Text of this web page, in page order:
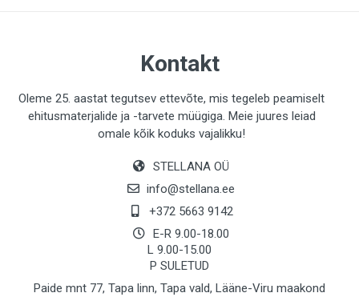
Kontakt
Oleme 25. aastat tegutsev ettevõte, mis tegeleb peamiselt
ehitusmaterjalide ja -tarvete müügiga. Meie juures leiad
omale kõik koduks vajalikku!
STELLANA OÜ
info@stellana.ee
+372 5663 9142
E-R 9.00-18.00
L 9.00-15.00
P SULETUD
Paide mnt 77, Tapa linn, Tapa vald, Lääne-Viru maakond